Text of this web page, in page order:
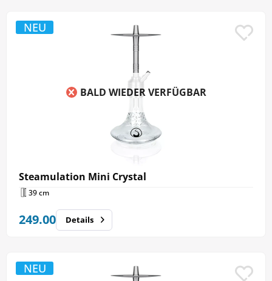
BALD WIEDER VERFÜGBAR
Steamulation Mini Crystal
39 cm
249.00
NEU
Details
NEU